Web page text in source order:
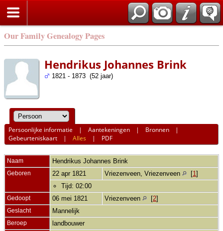
Our Family Genealogy Pages
Hendrikus Johannes Brink
1821 - 1873 (52 jaar)
Persoonlijke informatie |Aantekeningen | Bronnen |
Gebeurteniskaart |Alles | PDF
Naam Hendrikus Johannes Brink
Geboren 22 apr 1821 Vriezenveen, Vriezenveen [1 ]
Tijd: 02:00
Gedoopt 06 mei 1821 Vriezenveen [2]
Geslacht Mannelijk
Beroep landbouwer